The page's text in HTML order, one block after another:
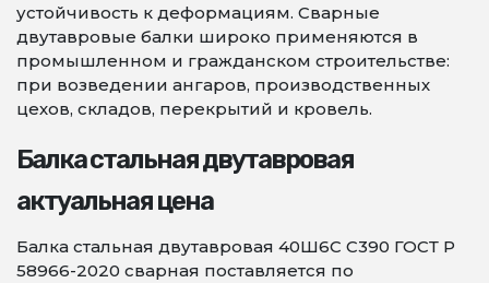
устойчивость к деформациям. Сварные
двутавровые балки широко применяются в
промышленном и гражданском строительстве:
при возведении ангаров, производственных
цехов, складов, перекрытий и кровель.
Балка стальная двутавровая
актуальная цена
Балка стальная двутавровая 40Ш6С С390 ГОСТ Р
58966-2020 сварная поставляется по